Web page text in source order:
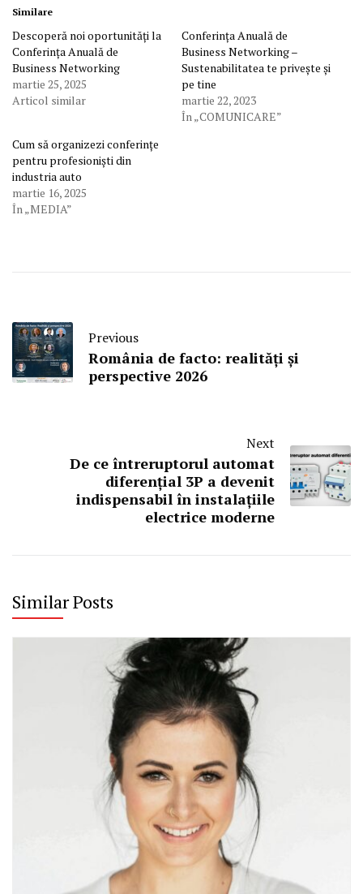
Similare
Descoperă noi oportunități la
Conferința Anuală de
Business Networking
martie 25, 2025
Articol similar
Conferința Anuală de
Business Networking –
Sustenabilitatea te privește și
pe tine
martie 22, 2023
În „COMUNICARE”
Cum să organizezi conferințe
pentru profesioniști din
industria auto
martie 16, 2025
În „MEDIA”
Previous
România de facto: realități și
perspective 2026
Next
De ce întreruptorul automat
diferențial 3P a devenit
indispensabil în instalațiile
electrice moderne
Similar Posts